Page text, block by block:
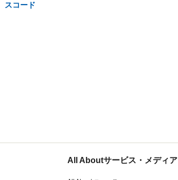
スコード
All Aboutサービス・メディア